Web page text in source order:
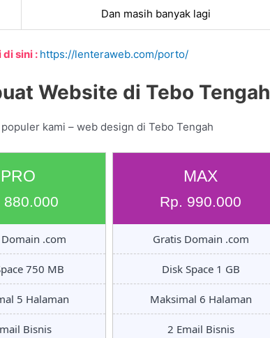
Dan masih banyak lagi
sini : https://lenteraweb.com/porto/
Website di Tebo Tengah
kami – web design di Tebo Tengah
PRO
880.000
.com
750 MB
5 Halaman
Bisnis
MAX
Rp. 990.000
Gratis Domain .com
Disk Space 1 GB
Maksimal 6 Halaman
2 Email Bisnis